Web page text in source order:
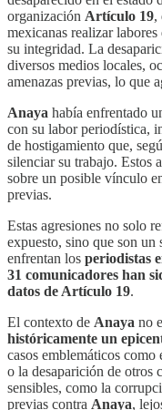
organización Artículo 19,
mexicanas realizar
su integridad. La
diversos medios locales,
amenazas previas, lo que
Anaya había enfrentado
con su labor periodística,
de hostigamiento que,
silenciar su trabajo. Estos
sobre un posible vínculo
previas.
Estas agresiones no solo
expuesto, sino que son
enfrentan los periodistas
31 comunicadores han
datos de Artículo 19.
El contexto de Anaya no
históricamente un
casos emblemáticos como
o la desaparición de otros
sensibles, como la
previas contra Anaya,